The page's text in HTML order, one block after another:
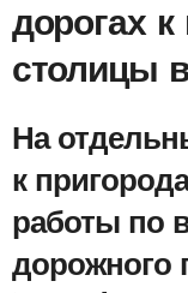
дорогах
столицы
На
к
работы по
дорожного